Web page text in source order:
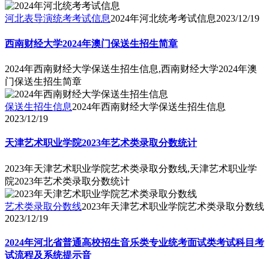
河北表导演统考考试信息2024年河北统考考试信息2023/12/19
西南财经大学2024年澳门保送生招生简章
2024年西南财经大学保送生招生信息,西南财经大学2024年澳
门保送生招生简章
保送生招生信息2024年西南财经大学保送生招生信息
2023/12/19
天津艺术职业学院2023年艺术类录取分数统计
2023年天津艺术职业学院艺术类录取分数线,天津艺术职业学
院2023年艺术类录取分数统计
艺术类录取分数线2023年天津艺术职业学院艺术类录取分数线
2023/12/19
2024年河北省普通高校招生音乐类专业统考面试类考试科目考
试流程及系统提示音